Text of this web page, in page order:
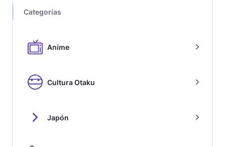
Categorías
Anime
Cultura Otaku
Japón